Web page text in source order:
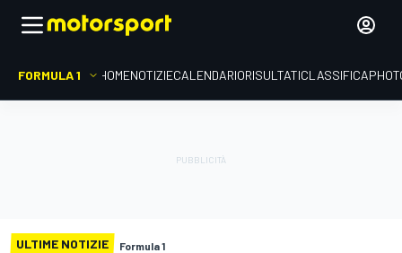
FORMULA 1 HOMENOTIZIECALENDARIORISULTATICLASSIFICA
ULTIME NOTIZIE Formula 1